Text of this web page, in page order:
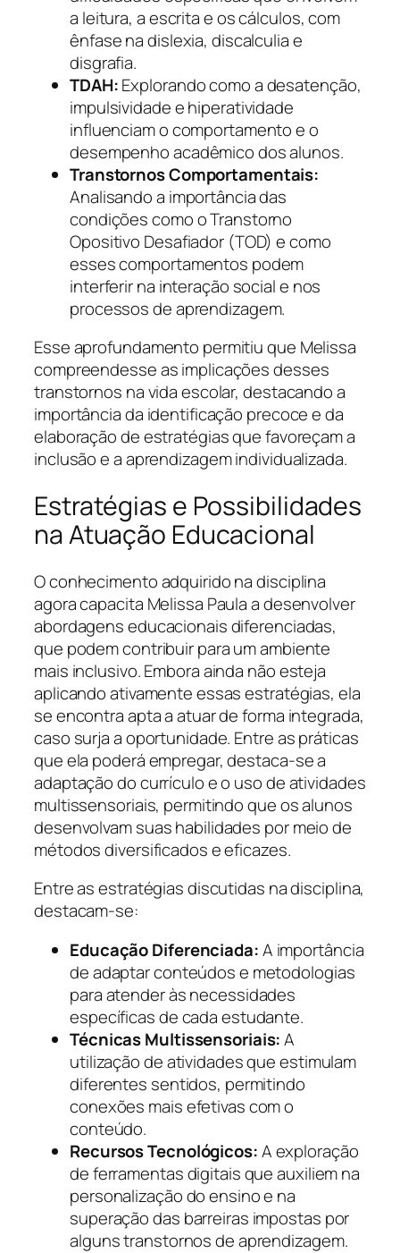
a leitura, a escrita e os cálculos, com
ênfase na dislexia, discalculia e
disgrafia.
TDAH:Explorando como a desatenção,
impulsividade e hiperatividade
influenciam o comportamento e o
desempenho acadêmico dos alunos.
Transtornos Comportamentais:
Analisando a importância das
condições como o Transtorno
Opositivo Desafiador (TOD) e como
esses comportamentos podem
interferir na interação social e nos
processos de aprendizagem.
Esse aprofundamento permitiu que Melissa
compreendesse as implicações desses
transtornos na vida escolar, destacando a
importância da identificação precoce e da
elaboração de estratégias que favoreçam a
inclusão e a aprendizagem individualizada.
Estratégias e Possibilidades
na Atuação Educacional
O conhecimento adquirido na disciplina
agora capacita Melissa Paula a desenvolver
abordagens educacionais diferenciadas,
que podem contribuir para um ambiente
mais inclusivo. Embora ainda não esteja
aplicando ativamente essas estratégias, ela
se encontra apta a atuar de forma integrada,
caso surja a oportunidade. Entre as práticas
que ela poderá empregar, destaca-se a
adaptação do currículo e o uso de atividades
multissensoriais, permitindo que os alunos
desenvolvam suas habilidades por meio de
métodos diversificados e eficazes.
Entre as estratégias discutidas na disciplina,
destacam-se:
Educação Diferenciada:A importância
de adaptar conteúdos e metodologias
para atender às necessidades
específicas de cada estudante.
Técnicas Multissensoriais:A
utilização de atividades que estimulam
diferentes sentidos, permitindo
conexões mais efetivas com o
conteúdo.
Recursos Tecnológicos:A exploração
de ferramentas digitais que auxiliem na
personalização do ensino e na
superação das barreiras impostas por
alguns transtornos de aprendizagem.